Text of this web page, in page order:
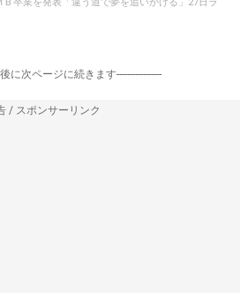
卒業を発表「違う道で夢を追いかける」27日ラ
後に次ページに続きます-----------------
/ スポンサーリンク